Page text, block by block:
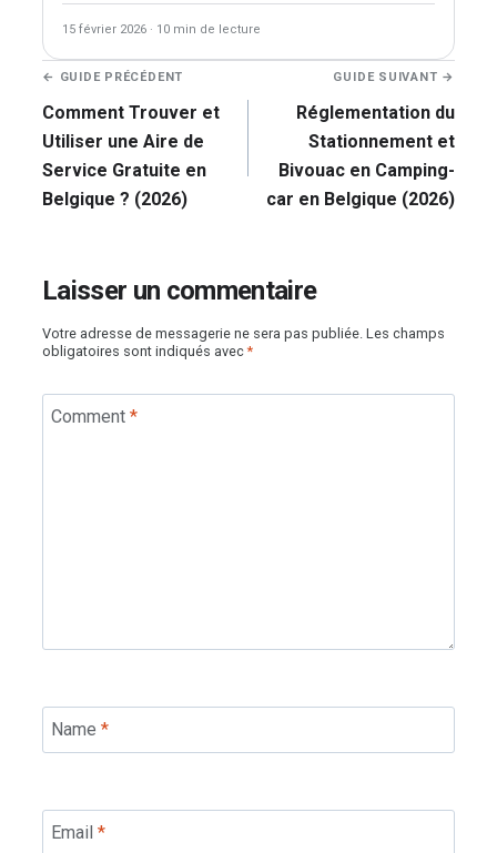
15 février 2026 · 10 min de lecture
Navigation
de
l’article
← GUIDE PRÉCÉDENT
Comment Trouver et
Utiliser une Aire de
Service Gratuite en
Belgique ? (2026)
GUIDE SUIVANT →
Réglementation du
Stationnement et
Bivouac en Camping-
car en Belgique (2026)
Laisser un commentaire
Votre adresse de messagerie ne sera pas publiée. Les champs
obligatoires sont indiqués avec*
Comment *
Name *
Email *